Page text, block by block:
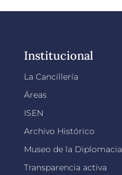
Institucional
La Cancillería
Áreas
ISEN
Archivo Histórico
Museo de la Diplomacia
Transparencia activa